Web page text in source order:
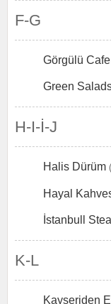
F-G
Görgülü
Green
H-I-İ-J
Halis Dürüm
Hayal
İstanbull
K-L
Kayseriden